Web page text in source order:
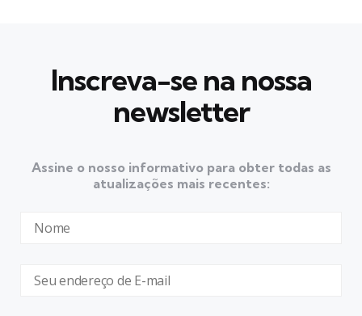
Inscreva-se na nossa
newsletter
Assine o nosso informativo para obter todas as
atualizações mais recentes: